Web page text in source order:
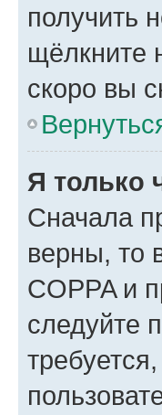
получить
щёлкните
скоро вы
Я только
Сначала
верны, то
COPPA и
следуйте